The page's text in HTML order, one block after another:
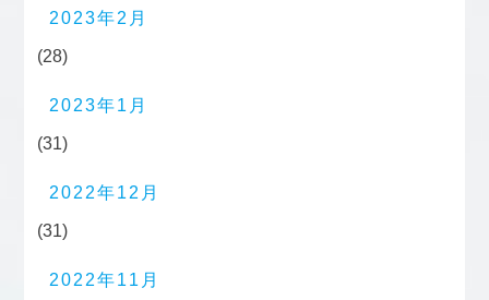
2023年2月
(28)
2023年1月
(31)
2022年12月
(31)
2022年11月